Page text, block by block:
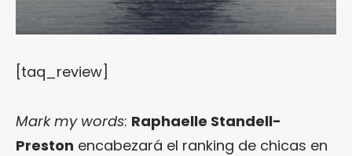
[taq_review]
Mark my words: Raphaelle Standell-
Preston encabezará el ranking de chicas en